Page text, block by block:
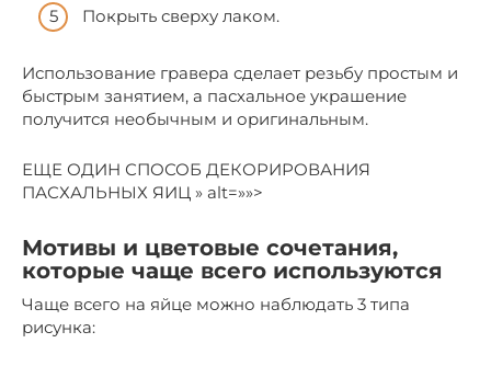
Покрыть сверху лаком.
Использование гравера сделает резьбу простым и
быстрым занятием, а пасхальное украшение
получится необычным и оригинальным.
ЕЩЕ ОДИН СПОСОБ ДЕКОРИРОВАНИЯ
ПАСХАЛЬНЫХ ЯИЦ » alt=»»>
Мотивы и цветовые сочетания,
которые чаще всего используются
Чаще всего на яйце можно наблюдать 3 типа
рисунка: